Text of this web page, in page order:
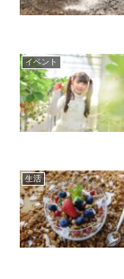
イベント
生活